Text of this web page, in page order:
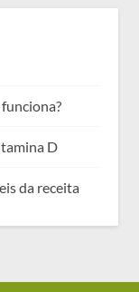
D
da receita